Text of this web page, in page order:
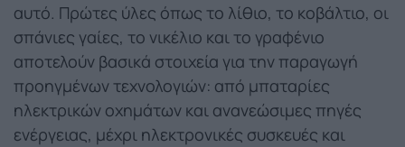
αυτό. Πρώτες ύλες όπως το λίθιο, το κοβάλτιο, οι
σπάνιες γαίες, το νικέλιο και το γραφένιο
αποτελούν βασικά στοιχεία για την παραγωγή
προηγμένων τεχνολογιών: από μπαταρίες
ηλεκτρικών οχημάτων και ανανεώσιμες πηγές
ενέργειας, μέχρι ηλεκτρονικές συσκευές και